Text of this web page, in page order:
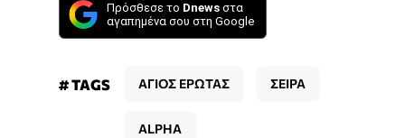
Πρόσθεσε το Dnews στα
αγαπημένα σου στη Google
# TAGS ΑΓΙΟΣ ΕΡΩΤΑΣ ΣΕΙΡΑ
ALPHA